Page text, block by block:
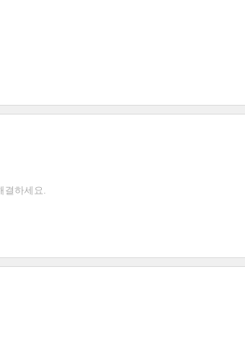
결하세요.